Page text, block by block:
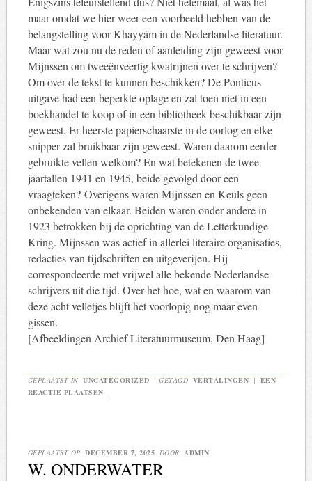
maar omdat we hier weer een voorbeeld hebben van de
belangstelling voor Khayyám in de Nederlandse literatuur.
Maar wat zou nu de reden of aanleiding zijn geweest voor
Mijnssen om tweeënveertig kwatrijnen over te schrijven?
Om over de tekst te kunnen beschikken? De Ponticus
uitgave had een beperkte oplage en zal toen niet in een
boekhandel te koop of in een bibliotheek beschikbaar zijn
geweest. Er heerste papierschaarste in de oorlog en elke
snipper zal bruikbaar zijn geweest. Waren daarom eerder
gebruikte vellen welkom? En wat betekenen de twee
jaartallen 1941 en 1945, beide gevolgd door een
vraagteken? Overigens waren Mijnssen en Keuls geen
onbekenden van elkaar. Beiden waren onder andere in
1923 betrokken bij de oprichting van de Letterkundige
Kring. Mijnssen was actief in allerlei literaire organisaties,
redacties van tijdschriften en uitgeverijen. Hij
correspondeerde met vrijwel alle bekende Nederlandse
schrijvers uit die tijd. Over het hoe, wat en waarom van
deze acht velletjes blijft het voorlopig nog maar even
gissen.
[Afbeeldingen Archief Literatuurmuseum, Den Haag]
GEPLAATST IN UNCATEGORIZED |GETAGD VERTALINGEN | EEN
REACTIE PLAATSEN |
GEPLAATST OP DECEMBER 7, 2025 DOOR ADMIN
W. ONDERWATER